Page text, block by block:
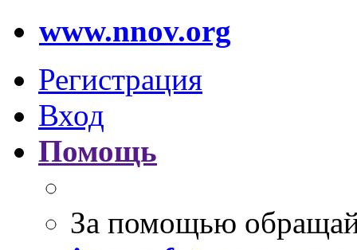
www.nnov.org
Регистрация
Вход
Помощь
За помощью